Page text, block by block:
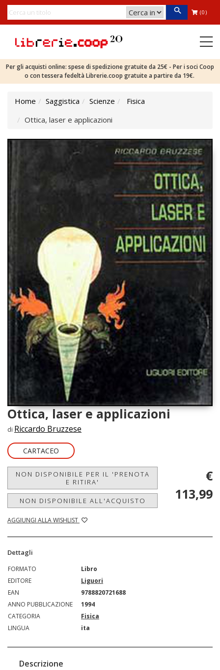
(0)
Per gli acquisti online: spese di spedizione gratuite da 25€ - Per i soci Coop
o con tessera fedeltà Librerie.coop gratuite a partire da 19€.
Home Saggistica Scienze
Fisica
Ottica, laser e applicazioni
Ottica, laser e applicazioni
di Riccardo Bruzzese
CARTACEO
NON DISPONIBILE PER IL 'PRENOTA
E RITIRA'
NON DISPONIBILE ALL'ACQUISTO
AGGIUNGI ALLA WISHLIST
€
113,99
Dettagli
FORMATO
Libro
EDITORE
Liguori
EAN
9788820721688
ANNO PUBBLICAZIONE
1994
CATEGORIA
Fisica
LINGUA
ita
Descrizione